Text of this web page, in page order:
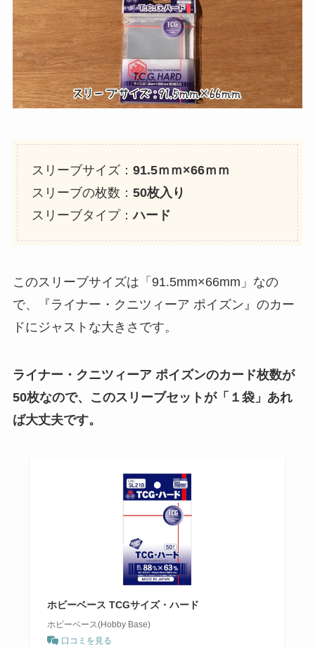
スリーブサイズ： 91.5ｍｍ×66ｍｍ
スリーブの枚数： 50枚入り
スリーブタイプ：ハード
このスリーブサイズは「91.5mm×66mm」なの
で、『ライナー・クニツィーア ポイズン』のカー
ドにジャストな大きさです。
ライナー・クニツィーア ポイズンのカード枚数が
50枚なので、このスリーブセットが「１袋」あれ
ば大丈夫です。
ホビーベース TCGサイズ・ハード
ホビーベース(Hobby Base)
口コミを見る